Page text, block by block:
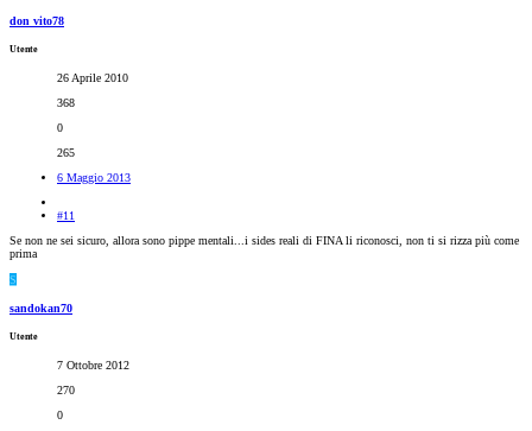
don vito78
Utente
26 Aprile 2010
368
0
265
6 Maggio 2013
#11
Se non ne sei sicuro, allora sono pippe mentali...i sides reali di FINA li riconosci, non ti si rizza più come
prima
S
sandokan70
Utente
7 Ottobre 2012
270
0